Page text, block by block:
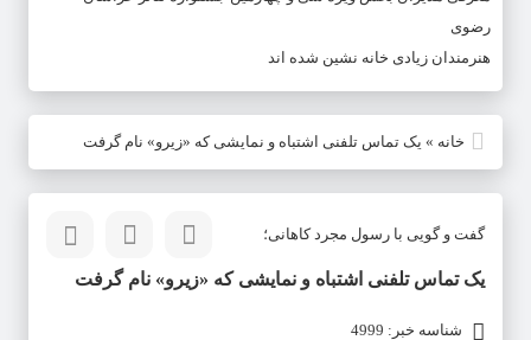
رضوی
هنرمندان زیادی خانه نشین شده اند
خانه » یک تماس تلفنی اشتباه و نمایشی که «زیرو» نام گرفت
گفت و گویی با رسول مجرد کاهانی؛
یک تماس تلفنی اشتباه و نمایشی که «زیرو» نام گرفت
شناسه خبر: 4999